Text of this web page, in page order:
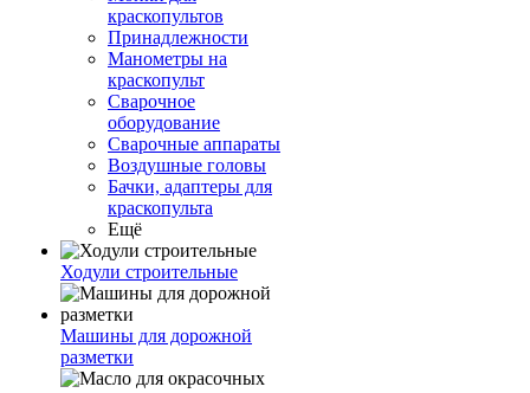
краскопультов
Принадлежности
Манометры на
краскопульт
Сварочное
оборудование
Сварочные аппараты
Воздушные головы
Бачки, адаптеры для
краскопульта
Ещё
Ходули строительные
Машины для дорожной
разметки